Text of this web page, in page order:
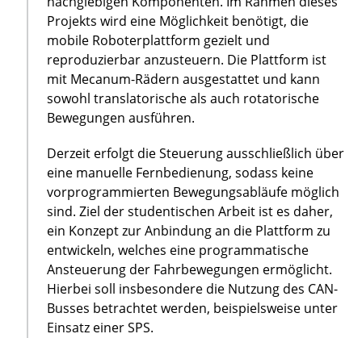
Projekts wird eine Möglichkeit benötigt, die
mobile Roboterplattform gezielt und
reproduzierbar anzusteuern. Die Plattform ist
mit Mecanum-Rädern ausgestattet und kann
sowohl translatorische als auch rotatorische
Bewegungen ausführen.
Derzeit erfolgt die Steuerung ausschließlich über
eine manuelle Fernbedienung, sodass keine
vorprogrammierten Bewegungsabläufe möglich
sind. Ziel der studentischen Arbeit ist es daher,
ein Konzept zur Anbindung an die Plattform zu
entwickeln, welches eine programmatische
Ansteuerung der Fahrbewegungen ermöglicht.
Hierbei soll insbesondere die Nutzung des CAN-
Busses betrachtet werden, beispielsweise unter
Einsatz einer SPS.